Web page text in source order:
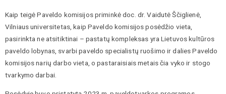
Kaip teigė Paveldo komisijos priminkė doc. dr. Vaidutė Ščiglienė,
Vilniaus universitetas, kaip Paveldo komisijos posėdžio vieta,
pasirinkta ne atsitiktinai – pastatų kompleksas yra Lietuvos kultūros
paveldo lobynas, svarbi paveldo specialistų ruošimo ir dalies Paveldo
komisijos narių darbo vieta, o pastaraisiais metais čia vyko ir stogo
tvarkymo darbai.